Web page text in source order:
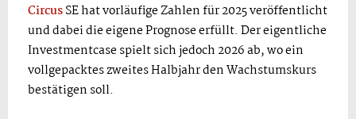
CircusSE hat vorläufige Zahlen für 2025 veröffentlicht
und dabei die eigene Prognose erfüllt. Der eigentliche
Investmentcase spielt sich jedoch 2026 ab, wo ein
vollgepacktes zweites Halbjahr den Wachstumskurs
bestätigen soll.